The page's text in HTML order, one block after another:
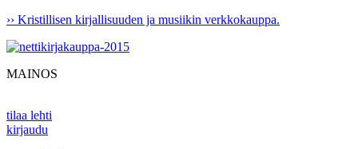
Mene
›› Kristillisen kirjallisuuden ja musiikin verkkokauppa.
MAINOS
tilaa lehti
kirjaudu